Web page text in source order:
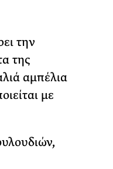
την
της
αμπέλια
με